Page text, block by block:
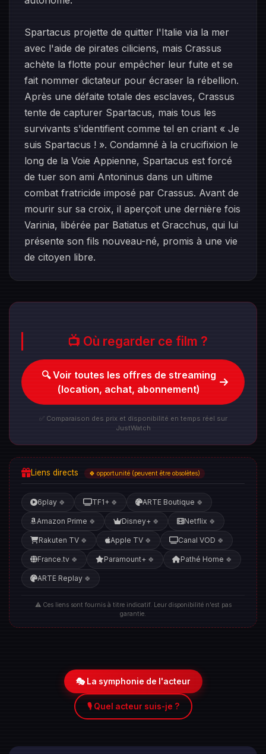
Spartacus projette de quitter l'Italie via la mer
avec l'aide de pirates ciliciens, mais Crassus
achète la flotte pour empêcher leur fuite et se
fait nommer dictateur pour écraser la rébellion.
Après une défaite totale des esclaves, Crassus
tente de capturer Spartacus, mais tous les
survivants s'identifient comme tel en criant « Je
suis Spartacus ! ». Condamné à la crucifixion le
long de la Voie Appienne, Spartacus est forcé
de tuer son ami Antoninus dans un ultime
combat fratricide imposé par Crassus. Avant de
mourir sur sa croix, il aperçoit une dernière fois
Varinia, libérée par Batiatus et Gracchus, qui lui
présente son fils nouveau-né, promis à une vie
de citoyen libre.
📺 Où regarder ce film ?
🔍 Voir toutes les offres de streaming
(location, achat, abonnement)
✅ Comparaison des prix et disponibilité en temps réel sur
JustWatch
Liens directs 🍀 opportunité (peuvent être obsolètes)
6play 🍀 TF1+ 🍀 ARTE Boutique 🍀
Amazon Prime 🍀 Disney+ 🍀 Netflix 🍀
Rakuten TV 🍀 Apple TV 🍀 Canal VOD 🍀
France.tv 🍀 Paramount+ 🍀 Pathé Home 🍀
ARTE Replay 🍀
⚠️ Ces liens sont fournis à titre indicatif. Leur disponibilité n'est pas
garantie.
🎭 La symphonie de l'acteur
🎙️ Quel acteur suis-je ?